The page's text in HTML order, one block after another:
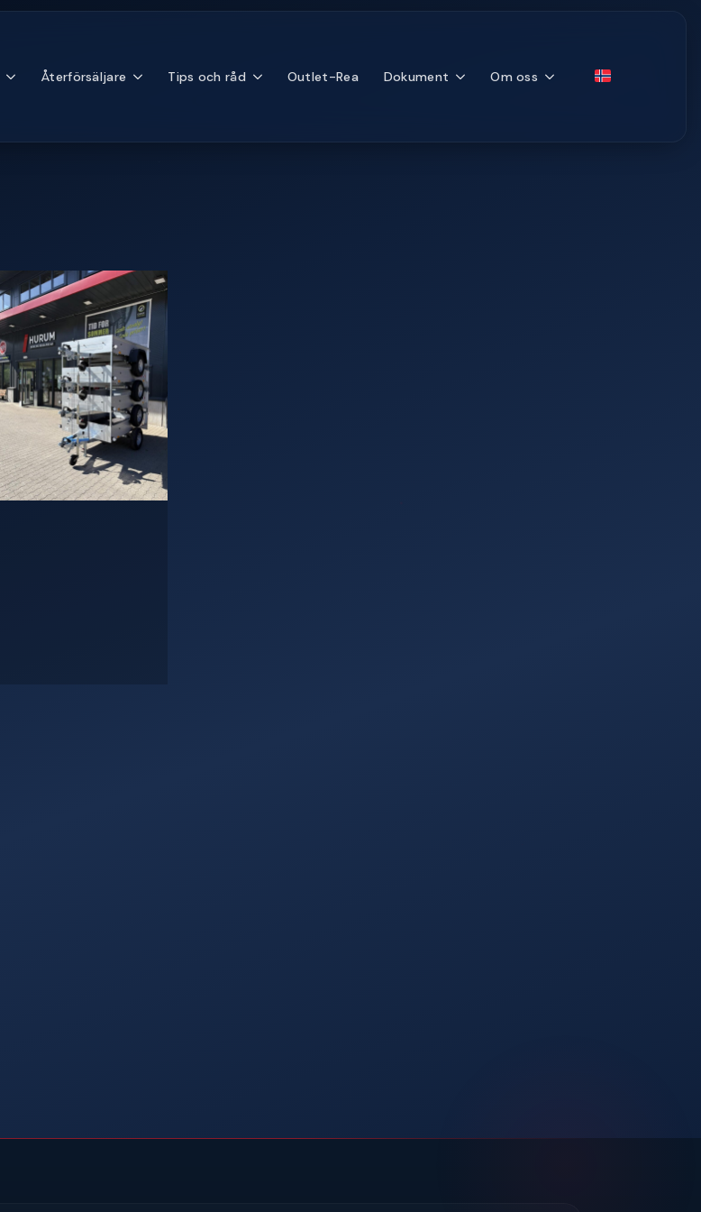
Återförsäljare Tips och råd Outlet-Rea Dokument Om oss